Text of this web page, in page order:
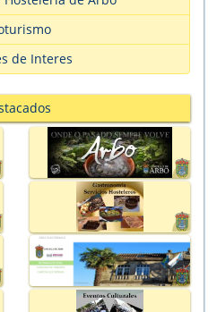
de Interes